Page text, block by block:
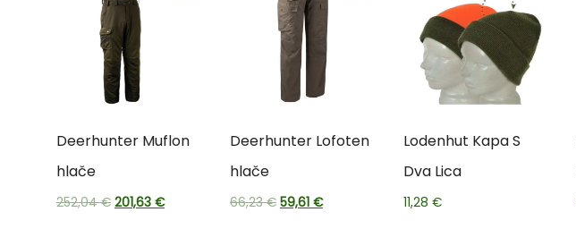
Deerhunter Muflon
hlače
252,04€ 201,63 €
Deerhunter Lofoten
hlače
66,23€ 59,61 €
Lodenhut Kapa S
Dva Lica
11,28 €